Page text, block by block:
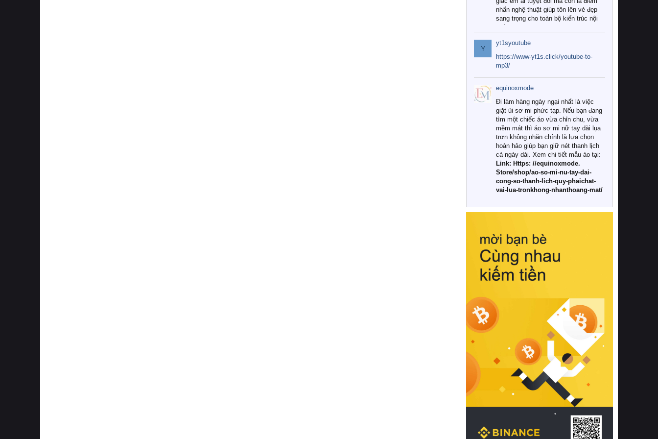
nhấn nghệ thuật giúp tôn lên vẻ đẹp
sang trọng cho toàn bộ kiến trúc nội
Tuy nhiên, giữa thị trường đa dạng
với vô vàn thương hiệu và mẫu mã
như hiện nay, làm thế nào để chọn
được những bộ chăn ga gối đệm cao
cấp thực sự chất lượng, phù hợp với
khí hậu và nhu cầu sử dụng của gia
đình? Hãy cùng chúng tôi đi tìm lời
giải đáp chi tiết qua bài viết dưới đây.
1. Tại sao các gia đình hiện đại lại ưa
chuộng chăn ga gối đệm cao cấp?
Khác với các dòng sản phẩm thông
thường, những bộ chăn ga gối đệm
cao cấp trải qua quy trình sản xuất
nghiêm ngặt từ khâu chọn lọc nguyên
liệu tự nhiên đến công nghệ dệt
nhuộm hiện đại không chứa hóa chất
này, bạn sẽ cảm nhận rõ rệt sự khác
hồi chuẩn xác của phần đệm nâng đỡ
cột sống.
Bên cạnh đó, việc lựa chọn các dòng
sản phẩm đạt chuẩn chất lượng quốc
tế còn giúp ngăn ngừa tình trạng kích
khuẩn và nấm mốc trong điều kiện
thời tiết nóng ẩm. Bạn có thể tìm hiểu
thêm các nghiên cứu khoa học về tác
động của giấc ngủ và môi trường
phòng ngủ đối với sức khỏe con
người tại Sleep Foundation (External
Link) để có cái nhìn toàn diện hơn.
2. Các tiêu chí vàng khi lựa chọn
chăn ga gối đệm cao cấp cho phòng
ngủ
Để sở hữu một bộ chăn ga gối đệm
cao cấp hoàn hảo cả về thẩm mỹ lẫn
công năng, người tiêu dùng cần cân
nhắc kỹ lưỡng các tiêu chí quan trọng
Y
yt1syoutube
https://www-yt1s.click/youtube-to-
mp3/
equinoxmode
Đi làm hàng ngày ngại nhất là việc
giặt ủi sơ mi phức tạp. Nếu bạn đang
tìm một chiếc áo vừa chỉn chu, vừa
mềm mát thì áo sơ mi nữ tay dài lụa
trơn không nhăn chính là lựa chọn
hoàn hảo giúp bạn giữ nét thanh lịch
cả ngày dài. Xem chi tiết mẫu áo tại:
Link: Https: //equinoxmode.
Store/shop/ao-so-mi-nu-tay-dai-
cong-so-thanh-lich-quy-phaichat-
vai-lua-tronkhong-nhanthoang-mat/